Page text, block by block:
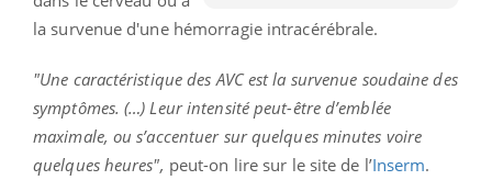
la survenue d'une hémorragie intracérébrale.
"Une caractéristique des AVC est la survenue soudaine des
symptômes. (…) Leur intensité peut-être d’emblée
maximale, ou s’accentuer sur quelques minutes voire
quelques heures", peut-on lire sur le site de l’Inserm.